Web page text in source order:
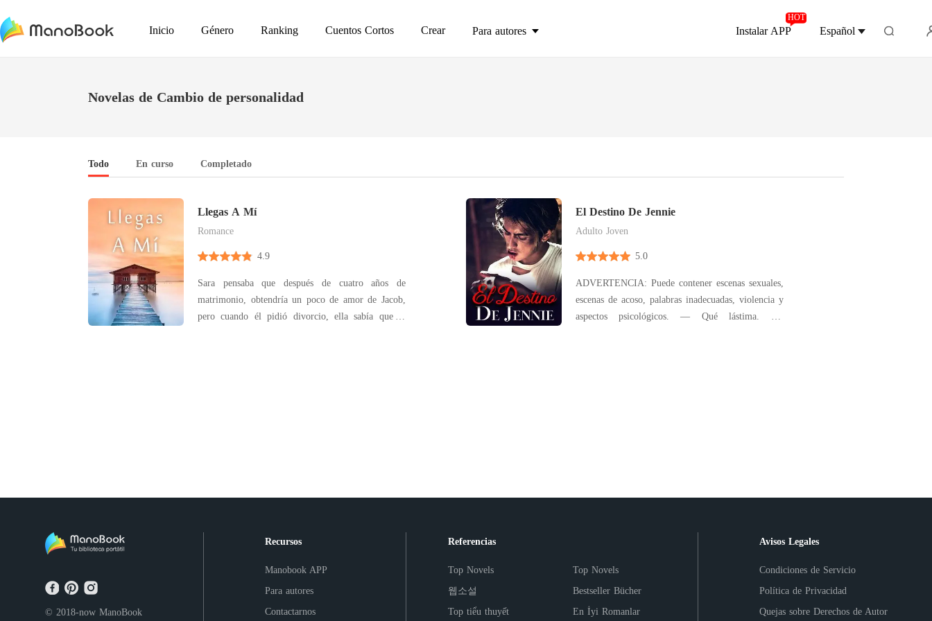
Inicio Género Ranking Cuentos Cortos Crear Para autores Instalar APP
HOT
Español
Novelas de Cambio de personalidad
Todo En curso Completado
Llegas A Mí
Romance
4.9
Sara pensaba que después de cuatro años de
matrimonio, obtendría un poco de amor de Jacob,
pero cuando él pidió divorcio, ella sabía que el
El Destino De Jennie
Adulto Joven
5.0
ADVERTENCIA: Puede contener escenas sexuales,
escenas de acoso, palabras inadecuadas, violencia y
aspectos psicológicos. — Qué lástima. Me
© 2018-now ManoBook
Recursos
Manobook APP
Para autores
Contactarnos
Referencias
Top Novels
Top Novels
웹소설
Bestseller Bücher
Top tiểu thuyết
En İyi Romanlar
Avisos Legales
Condiciones de Servicio
Política de Privacidad
Quejas sobre Derechos de Autor